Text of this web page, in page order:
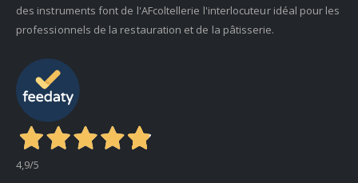
des instruments font de l'AFcoltellerie l'interlocuteur idéal pour les
professionnels de la restauration et de la pâtisserie.
4,9/5